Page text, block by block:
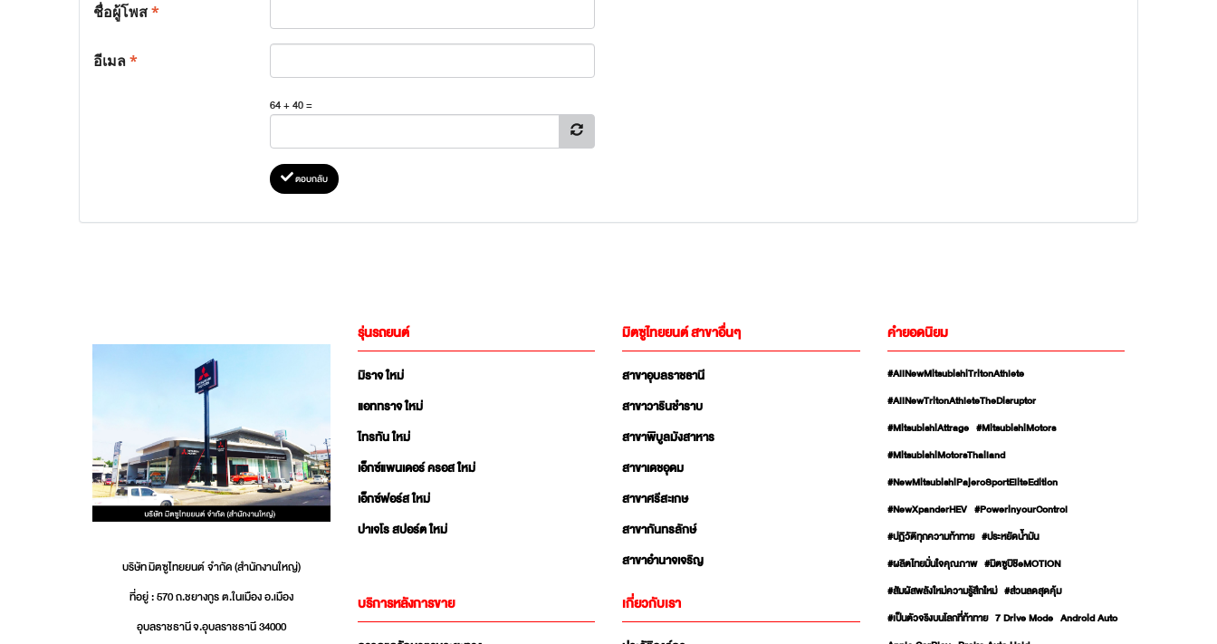
ชื่อผู้โพส*
อีเมล*
64 + 40 =
ตอบกลับ
บริษัท มิตซูไทยยนต์ จำกัด (สำนักงานใหญ่)
ที่อยู่ : 570 ถ.ชยางกูร ต.ในเมือง อ.เมือง
อุบลราชธานี จ.อุบลราชธานี 34000
รุ่นรถยนต์
มิราจ ใหม่
แอททราจ ใหม่
ไทรทัน ใหม่
เอ็กซ์แพนเดอร์ ครอส ใหม่
เอ็กซ์ฟอร์ส ใหม่
ปาเจโร สปอร์ต ใหม่
มิตซูไทยยนต์ สาขาอื่นๆ
สาขาอุบลราชธานี
สาขาวารินชำราบ
สาขาพิบูลมังสาหาร
สาขาเดชอุดม
สาขาศรีสะเกษ
สาขากันทรลักษ์
สาขาอำนาจเจริญ
บริการหลังการขาย เกี่ยวกับเรา
คำยอดนิยม
#AllNewMitsubishiTritonAthlete
#AllNewTritonAthleteTheDisruptor
#MitsubishiAttrage #MitsubishiMotors
#MitsubishiMotorsThailand
#NewMitsubishiPajeroSportEliteEdition
#NewXpanderHEV #PowerinyourControl
#ปฏิวัติทุกความท้าทาย #ประหยัดน้ำมัน
#ผลิตไทยมั่นใจคุณภาพ #มิตซูบิชิeMOTION
#สัมผัสพลังใหม่ความรู้สึกใหม่ #ส่วนลดสุดคุ้ม
#เป็นตัวจริงบนโลกที่ท้าทาย 7 Drive Mode Android Auto